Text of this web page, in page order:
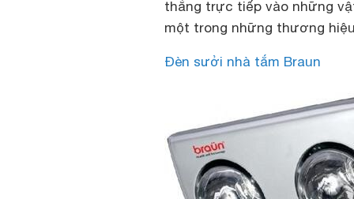
thẳng trực tiếp vào những
một trong những thương
Đèn sưởi nhà tắm Braun